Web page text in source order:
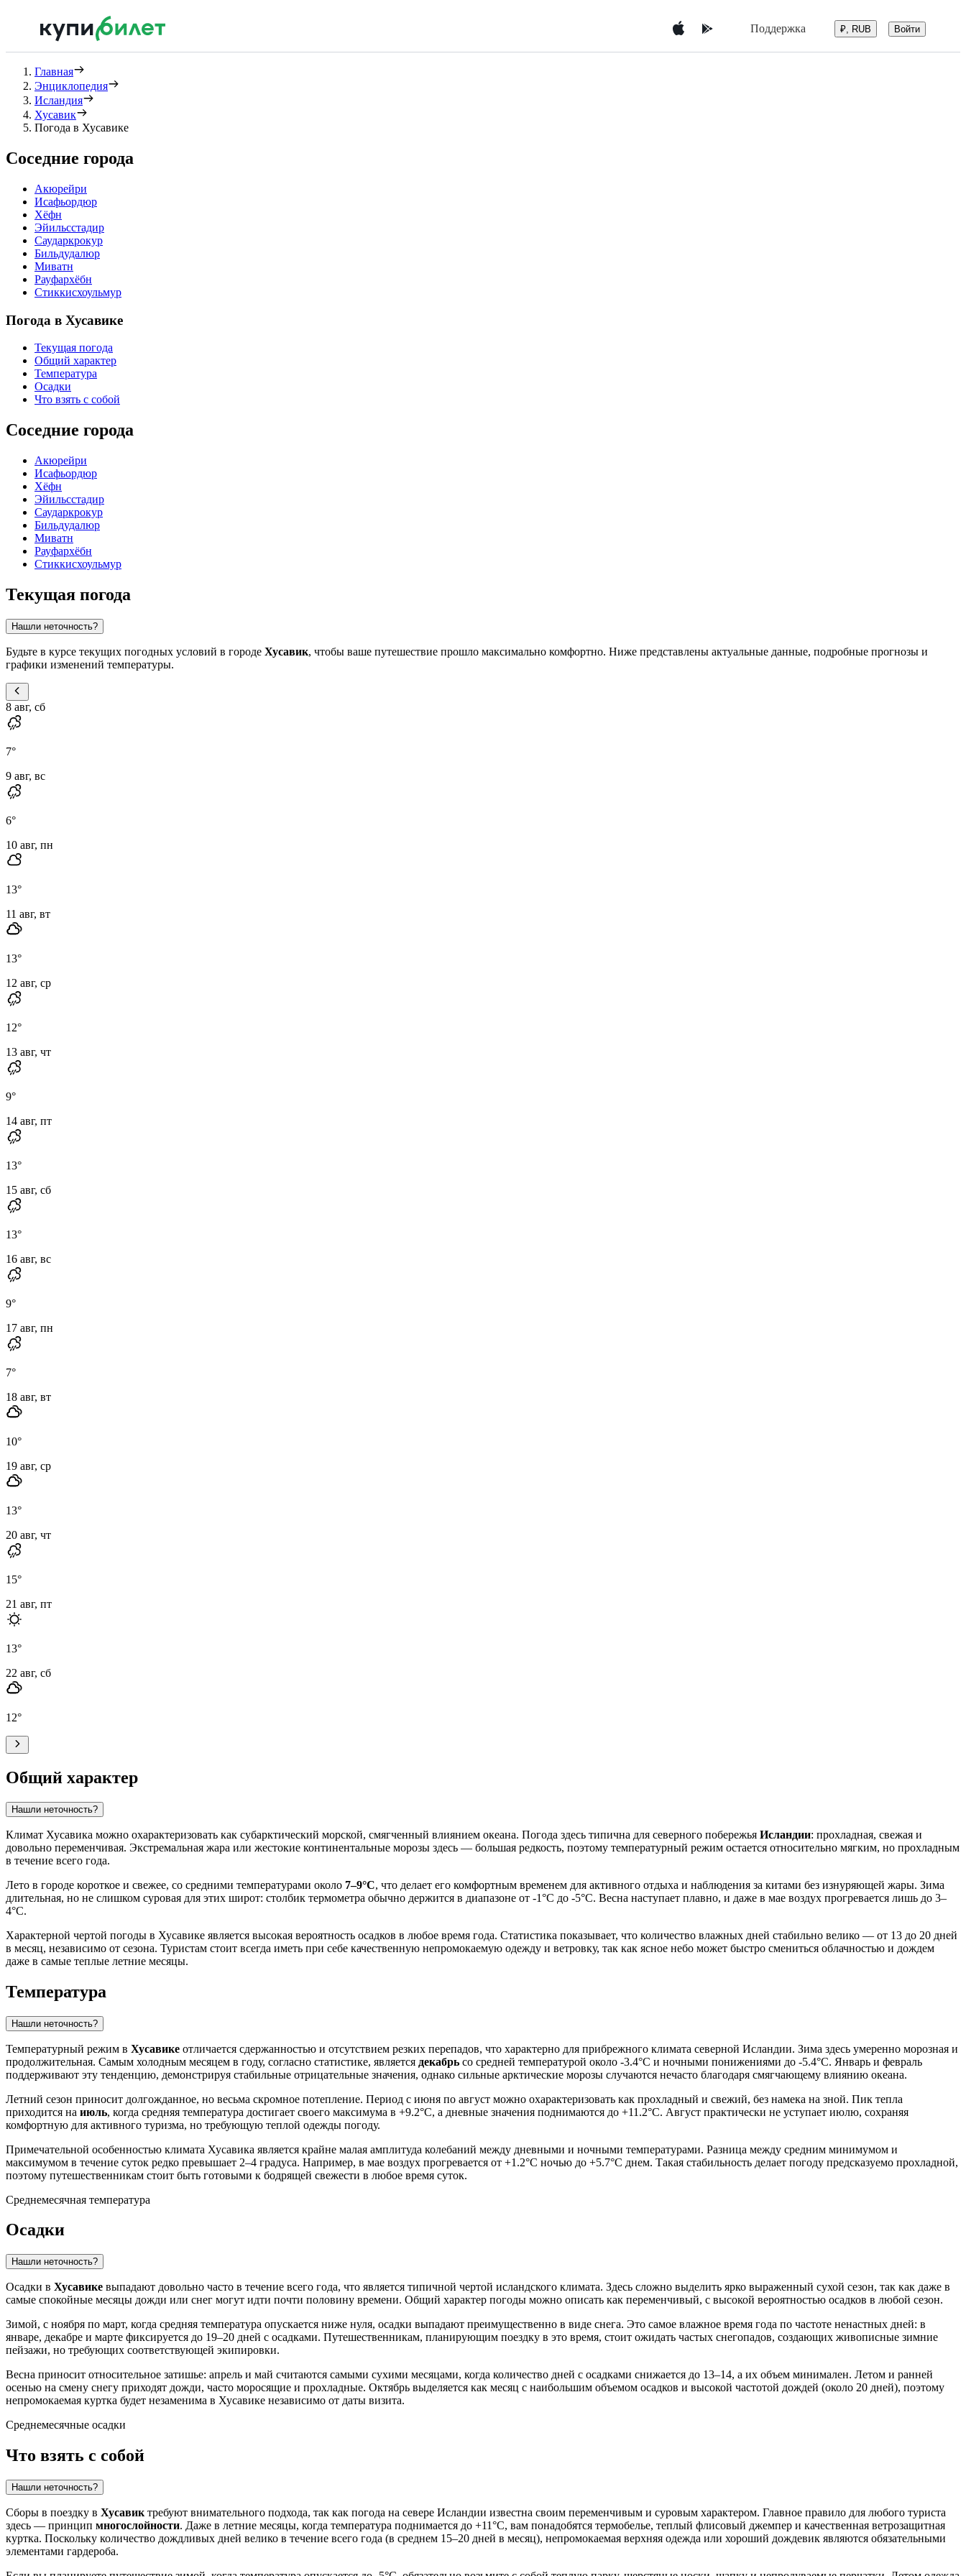
Поддержка ₽, RUB Войти
Главная
Энциклопедия
Исландия
Хусавик
Погода в Хусавике
Соседние города
Акюрейри
Исафьордюр
Хёфн
Эйильсстадир
Саударкрокур
Бильдудалюр
Миватн
Рауфархёбн
Стиккисхоульмур
Погода в Хусавике
Текущая погода
Общий характер
Температура
Осадки
Что взять с собой
Соседние города
Акюрейри
Исафьордюр
Хёфн
Эйильсстадир
Саударкрокур
Бильдудалюр
Миватн
Рауфархёбн
Стиккисхоульмур
Текущая погода
Нашли неточность?
Будьте в курсе текущих погодных условий в городе Хусавик, чтобы ваше путешествие прошло максимально комфортно. Ниже представлены актуальные данные, подробные прогнозы и
графики изменений температуры.
8 авг, сб
7°
9 авг, вс
6°
10 авг, пн
13°
11 авг, вт
13°
12 авг, ср
12°
13 авг, чт
9°
14 авг, пт
13°
15 авг, сб
13°
16 авг, вс
9°
17 авг, пн
7°
18 авг, вт
10°
19 авг, ср
13°
20 авг, чт
15°
21 авг, пт
13°
22 авг, сб
12°
Общий характер
Нашли неточность?
Климат Хусавика можно охарактеризовать как субарктический морской, смягченный влиянием океана. Погода здесь типична для северного побережья Исландии: прохладная, свежая и
довольно переменчивая. Экстремальная жара или жестокие континентальные морозы здесь — большая редкость, поэтому температурный режим остается относительно мягким, но прохладным
в течение всего года.
Лето в городе короткое и свежее, со средними температурами около 7–9°C, что делает его комфортным временем для активного отдыха и наблюдения за китами без изнуряющей жары. Зима
длительная, но не слишком суровая для этих широт: столбик термометра обычно держится в диапазоне от -1°C до -5°C. Весна наступает плавно, и даже в мае воздух прогревается лишь до 3–
4°C.
Характерной чертой погоды в Хусавике является высокая вероятность осадков в любое время года. Статистика показывает, что количество влажных дней стабильно велико — от 13 до 20 дней
в месяц, независимо от сезона. Туристам стоит всегда иметь при себе качественную непромокаемую одежду и ветровку, так как ясное небо может быстро смениться облачностью и дождем
даже в самые теплые летние месяцы.
Температура
Нашли неточность?
Температурный режим в Хусавике отличается сдержанностью и отсутствием резких перепадов, что характерно для прибрежного климата северной Исландии. Зима здесь умеренно морозная и
продолжительная. Самым холодным месяцем в году, согласно статистике, является декабрь со средней температурой около -3.4°C и ночными понижениями до -5.4°C. Январь и февраль
поддерживают эту тенденцию, демонстрируя стабильные отрицательные значения, однако сильные арктические морозы случаются нечасто благодаря смягчающему влиянию океана.
Летний сезон приносит долгожданное, но весьма скромное потепление. Период с июня по август можно охарактеризовать как прохладный и свежий, без намека на зной. Пик тепла
приходится на июль, когда средняя температура достигает своего максимума в +9.2°C, а дневные значения поднимаются до +11.2°C. Август практически не уступает июлю, сохраняя
комфортную для активного туризма, но требующую теплой одежды погоду.
Примечательной особенностью климата Хусавика является крайне малая амплитуда колебаний между дневными и ночными температурами. Разница между средним минимумом и
максимумом в течение суток редко превышает 2–4 градуса. Например, в мае воздух прогревается от +1.2°C ночью до +5.7°C днем. Такая стабильность делает погоду предсказуемо прохладной,
поэтому путешественникам стоит быть готовыми к бодрящей свежести в любое время суток.
Среднемесячная температура
Осадки
Нашли неточность?
Осадки в Хусавике выпадают довольно часто в течение всего года, что является типичной чертой исландского климата. Здесь сложно выделить ярко выраженный сухой сезон, так как даже в
самые спокойные месяцы дожди или снег могут идти почти половину времени. Общий характер погоды можно описать как переменчивый, с высокой вероятностью осадков в любой сезон.
Зимой, с ноября по март, когда средняя температура опускается ниже нуля, осадки выпадают преимущественно в виде снега. Это самое влажное время года по частоте ненастных дней: в
январе, декабре и марте фиксируется до 19–20 дней с осадками. Путешественникам, планирующим поездку в это время, стоит ожидать частых снегопадов, создающих живописные зимние
пейзажи, но требующих соответствующей экипировки.
Весна приносит относительное затишье: апрель и май считаются самыми сухими месяцами, когда количество дней с осадками снижается до 13–14, а их объем минимален. Летом и ранней
осенью на смену снегу приходят дожди, часто моросящие и прохладные. Октябрь выделяется как месяц с наибольшим объемом осадков и высокой частотой дождей (около 20 дней), поэтому
непромокаемая куртка будет незаменима в Хусавике независимо от даты визита.
Среднемесячные осадки
Что взять с собой
Нашли неточность?
Сборы в поездку в Хусавик требуют внимательного подхода, так как погода на севере Исландии известна своим переменчивым и суровым характером. Главное правило для любого туриста
здесь — принцип многослойности. Даже в летние месяцы, когда температура поднимается до +11°C, вам понадобятся термобелье, теплый флисовый джемпер и качественная ветрозащитная
куртка. Поскольку количество дождливых дней велико в течение всего года (в среднем 15–20 дней в месяц), непромокаемая верхняя одежда или хороший дождевик являются обязательными
элементами гардероба.